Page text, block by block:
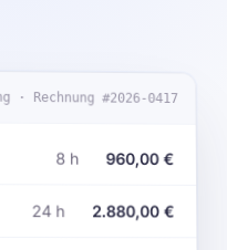
Rechnung #2026-0417
8 h 960,00 €
24 h 2.880,00 €